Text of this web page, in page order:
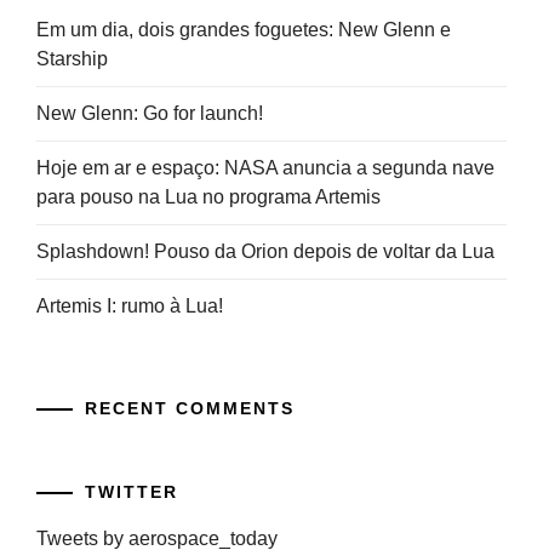
Em um dia, dois grandes foguetes: New Glenn e
Starship
New Glenn: Go for launch!
Hoje em ar e espaço: NASA anuncia a segunda nave
para pouso na Lua no programa Artemis
Splashdown! Pouso da Orion depois de voltar da Lua
Artemis I: rumo à Lua!
RECENT COMMENTS
TWITTER
Tweets by aerospace_today